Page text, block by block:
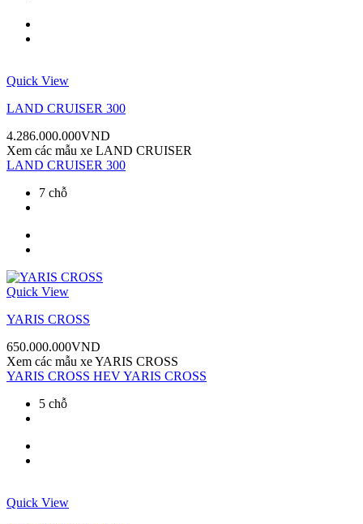
Quick View
LAND CRUISER 300
4.286.000.000VND
Xem các mẫu xe LAND CRUISER
LAND CRUISER 300
7 chỗ
Quick View
YARIS CROSS
650.000.000VND
Xem các mẫu xeYARIS CROSS
YARIS CROSS HEVYARIS CROSS
5 chỗ
Quick View